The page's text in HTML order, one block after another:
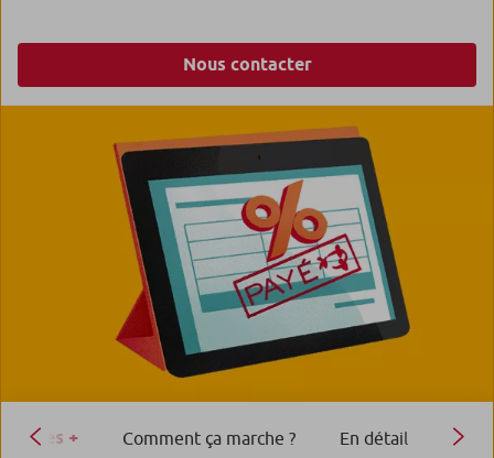
Nous contacter
Les + Comment ça marche ? En détail